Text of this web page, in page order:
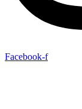
Facebook-f